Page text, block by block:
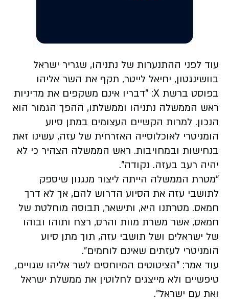
עוד לפני ההתנערות של נתניהו, שגריר ישראל
בוושינגטון, יחיאל לייטר, תקף את השר אליהו
בפוסט ברשת X: "דבריו אינם משקפים את מדיניות
ראש הממשלה נתניהו וממשלתו, ההפך הגמור הוא
הנכון. למרות הקשיים העצומים במתן סיוע
הומניטרי לאוכלוסייה האזרחית של עזה, עשינו זאת
בנחישות ובמחויבות. ראש הממשלה הצהיר כי לא
יהיה רעב בעזה. נקודה".
"מטרת הממשלה הייתה ליצור מנגנון שיספק
לתושבי עזה את הסיוע הדרוש להם, אך לא דרך
חמאס. מטרתנו היא, ותישאר, תבוסה מוחלטת של
חמאס, אשר משרת מוות והרס, רצח ותוהו ובוהו
של ישראלים ושל תושבי עזה, תוך מתן סיוע
הומניטרי לעזתים שאינם לוחמים".
עוד אמר: "הציטוטים המיוחסים לשר אליהו שגויים,
טיפשיים ולא מייצגים לחלוטין את ממשלת ישראל
ואת עם ישראל".